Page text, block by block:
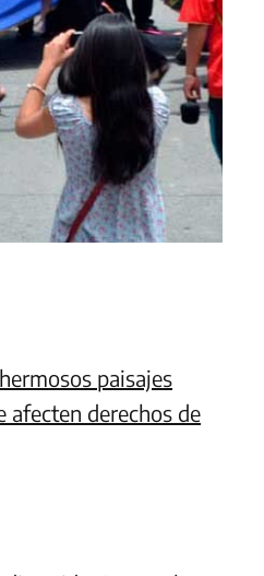
paisajes
afecten derechos de